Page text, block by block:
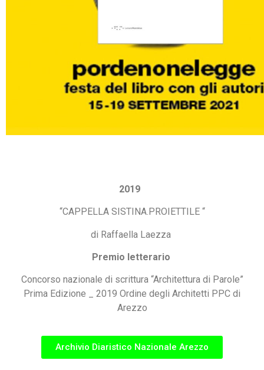
2019
“CAPPELLA SISTINA.PROIETTILE “
di Raffaella Laezza
Premio letterario
Concorso nazionale di scrittura “Architettura di Parole”
Prima Edizione _ 2019 Ordine degli Architetti PPC di
Arezzo
Archivio Diaristico Nazionale Arezzo